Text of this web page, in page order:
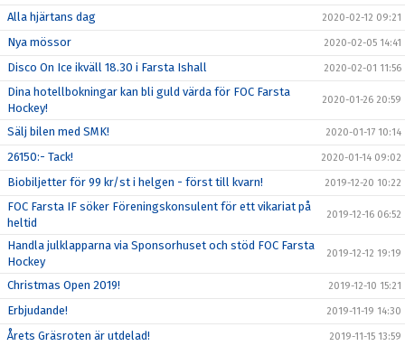
Alla hjärtans dag 2020-02-12 09:21
Nya mössor 2020-02-05 14:41
Disco On Ice ikväll 18.30 i Farsta Ishall 2020-02-01 11:56
Dina hotellbokningar kan bli guld värda för FOC Farsta
Hockey!
2020-01-26 20:59
Sälj bilen med SMK! 2020-01-17 10:14
26150:- Tack! 2020-01-14 09:02
Biobiljetter för 99 kr/st i helgen - först till kvarn! 2019-12-20 10:22
FOC Farsta IF söker Föreningskonsulent för ett vikariat på
heltid
2019-12-16 06:52
Handla julklapparna via Sponsorhuset och stöd FOC Farsta
Hockey
2019-12-12 19:19
Christmas Open 2019! 2019-12-10 15:21
Erbjudande! 2019-11-19 14:30
Årets Gräsroten är utdelad! 2019-11-15 13:59